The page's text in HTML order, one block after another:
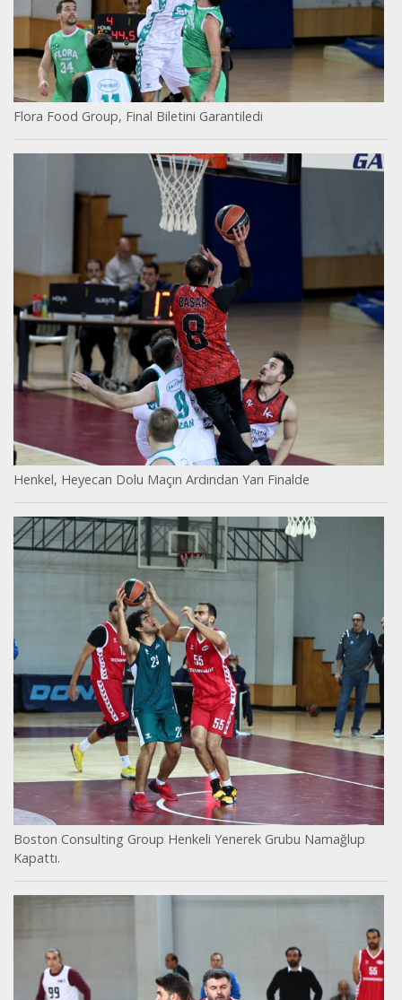
Flora Food Group, Final Biletini Garantiledi
Henkel, Heyecan Dolu Maçın Ardından Yarı Finalde
Boston Consulting Group Henkeli Yenerek Grubu Namağlup
Kapattı.